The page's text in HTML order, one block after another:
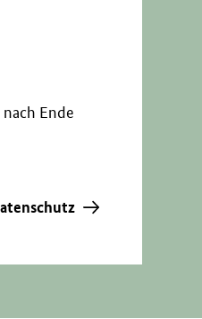
Ende